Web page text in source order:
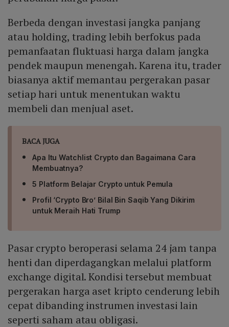
menjaga kestabilan portofolio dalam jangka panjang.
Berbeda dengan investasi jangka panjang
atau holding, trading lebih berfokus pada
pemanfaatan fluktuasi harga dalam jangka
pendek maupun menengah. Karena itu, trader
biasanya aktif memantau pergerakan pasar
setiap hari untuk menentukan waktu
membeli dan menjual aset.
BACA JUGA
Apa Itu Watchlist Crypto dan Bagaimana Cara
Membuatnya?
5 Platform Belajar Crypto untuk Pemula
Profil ‘Crypto Bro’ Bilal Bin Saqib Yang Dikirim
untuk Meraih Hati Trump
Pasar crypto beroperasi selama 24 jam tanpa
henti dan diperdagangkan melalui platform
exchange digital. Kondisi tersebut membuat
pergerakan harga aset kripto cenderung lebih
cepat dibanding instrumen investasi lain
seperti saham atau obligasi.